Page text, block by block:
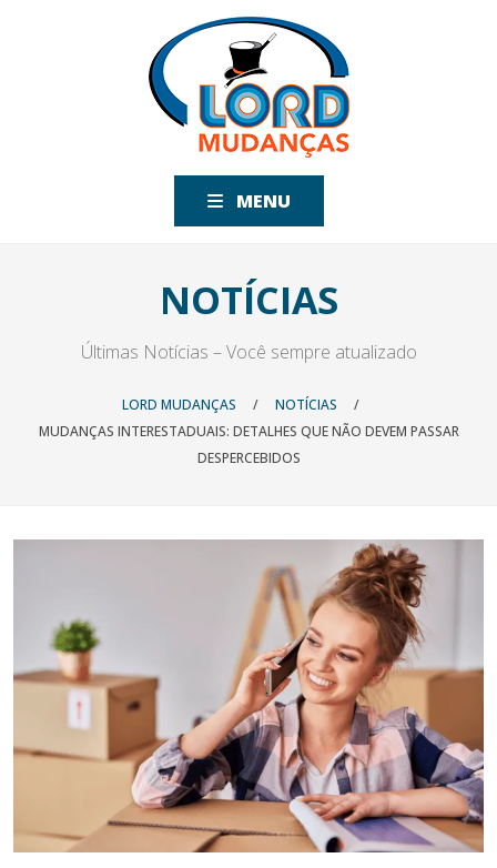
MENU
NOTÍCIAS
Últimas Notícias – Você sempre atualizado
LORD MUDANÇAS / NOTÍCIAS
/
MUDANÇAS INTERESTADUAIS: DETALHES QUE NÃO DEVEM PASSAR
DESPERCEBIDOS